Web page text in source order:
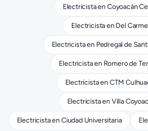
Electricistaen Coyoacán
Electricistaen Del
Electricistaen Pedregal de
Electricistaen Romero de
Electricistaen CTM
Electricistaen Villa
Electricistaen Ciudad Universitaria